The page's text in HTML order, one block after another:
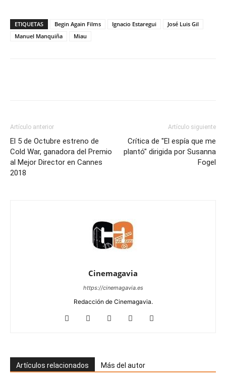
ETIQUETAS Begin Again Films Ignacio Estaregui
José Luis Gil
Manuel Manquiña
Miau
Artículo anterior
El 5 de Octubre estreno de
Cold War, ganadora del Premio
al Mejor Director en Cannes
2018
Artículo siguiente
Crítica de "El espía que me
plantó" dirigida por Susanna
Fogel
Cinemagavia
https://cinemagavia.es
Redacción de Cinemagavia.
Artículos relacionados Más del autor